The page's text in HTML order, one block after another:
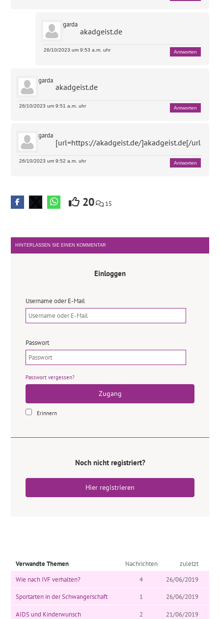
garda
akadgeist.de
26/10/2023 um 9:53 a.m. uhr Antworten
garda
akadgeist.de
26/10/2023 um 9:51 a.m. uhr Antworten
garda
[url=https://akadgeist.de/]akadgeist.de[/url]
26/10/2023 um 9:52 a.m. uhr Antworten
20 15
HINTERLASSEN SIE EINEN KOMMENTAR
Einloggen
Username oder E-Mail
Passwort
Passwort vergessen?
Zugang
Erinnern
Noch nicht registriert?
Hier registrieren
Verwandte Themen Nachrichten
zuletzt
Wie nach IVF verhalten?
4 26/06/2019
Sportarten in der Schwangerschaft 1 26/06/2019
AIDS und Kinderwunsch 2
21/06/2019